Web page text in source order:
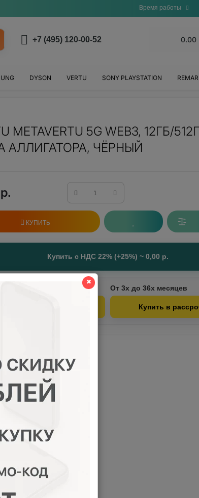
Время работы
+7 (495) 120-00-52 0.00
DYSON VERTU SONY PLAYSTATION
METAVERTU 5G WEB3, 12ГБ/
АЛЛИГАТОРА, ЧЁРНЫЙ
КУПИТЬ
Купить с НДС 22% (+25%) ~ 0,00 р.
От 3х до 36х месяцев
Купить в
✖